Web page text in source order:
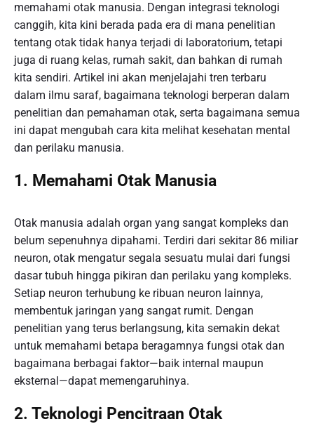
memahami otak manusia. Dengan integrasi teknologi
canggih, kita kini berada pada era di mana penelitian
tentang otak tidak hanya terjadi di laboratorium, tetapi
juga di ruang kelas, rumah sakit, dan bahkan di rumah
kita sendiri. Artikel ini akan menjelajahi tren terbaru
dalam ilmu saraf, bagaimana teknologi berperan dalam
penelitian dan pemahaman otak, serta bagaimana semua
ini dapat mengubah cara kita melihat kesehatan mental
dan perilaku manusia.
1. Memahami Otak Manusia
Otak manusia adalah organ yang sangat kompleks dan
belum sepenuhnya dipahami. Terdiri dari sekitar 86 miliar
neuron, otak mengatur segala sesuatu mulai dari fungsi
dasar tubuh hingga pikiran dan perilaku yang kompleks.
Setiap neuron terhubung ke ribuan neuron lainnya,
membentuk jaringan yang sangat rumit. Dengan
penelitian yang terus berlangsung, kita semakin dekat
untuk memahami betapa beragamnya fungsi otak dan
bagaimana berbagai faktor—baik internal maupun
eksternal—dapat memengaruhinya.
2. Teknologi Pencitraan Otak